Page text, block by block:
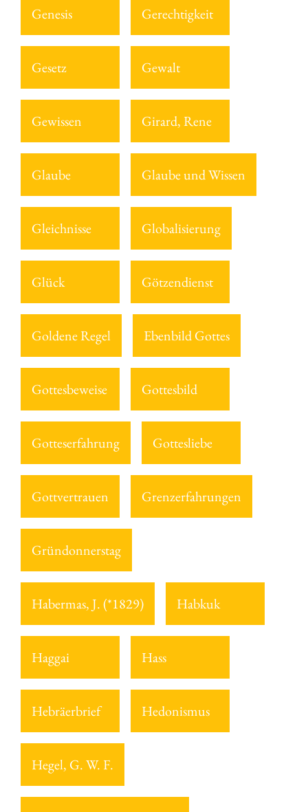
Genesis Gerechtigkeit
Gesetz Gewalt
Gewissen Girard, Rene
Glaube Glaube und Wissen
Gleichnisse Globalisierung
Glück Götzendienst
Goldene Regel Ebenbild Gottes
Gottesbeweise Gottesbild
Gotteserfahrung Gottesliebe
Gottvertrauen Grenzerfahrungen
Gründonnerstag
Habermas, J. (*1829) Habkuk
Haggai Hass
Hebräerbrief Hedonismus
Hegel, G. W. F.